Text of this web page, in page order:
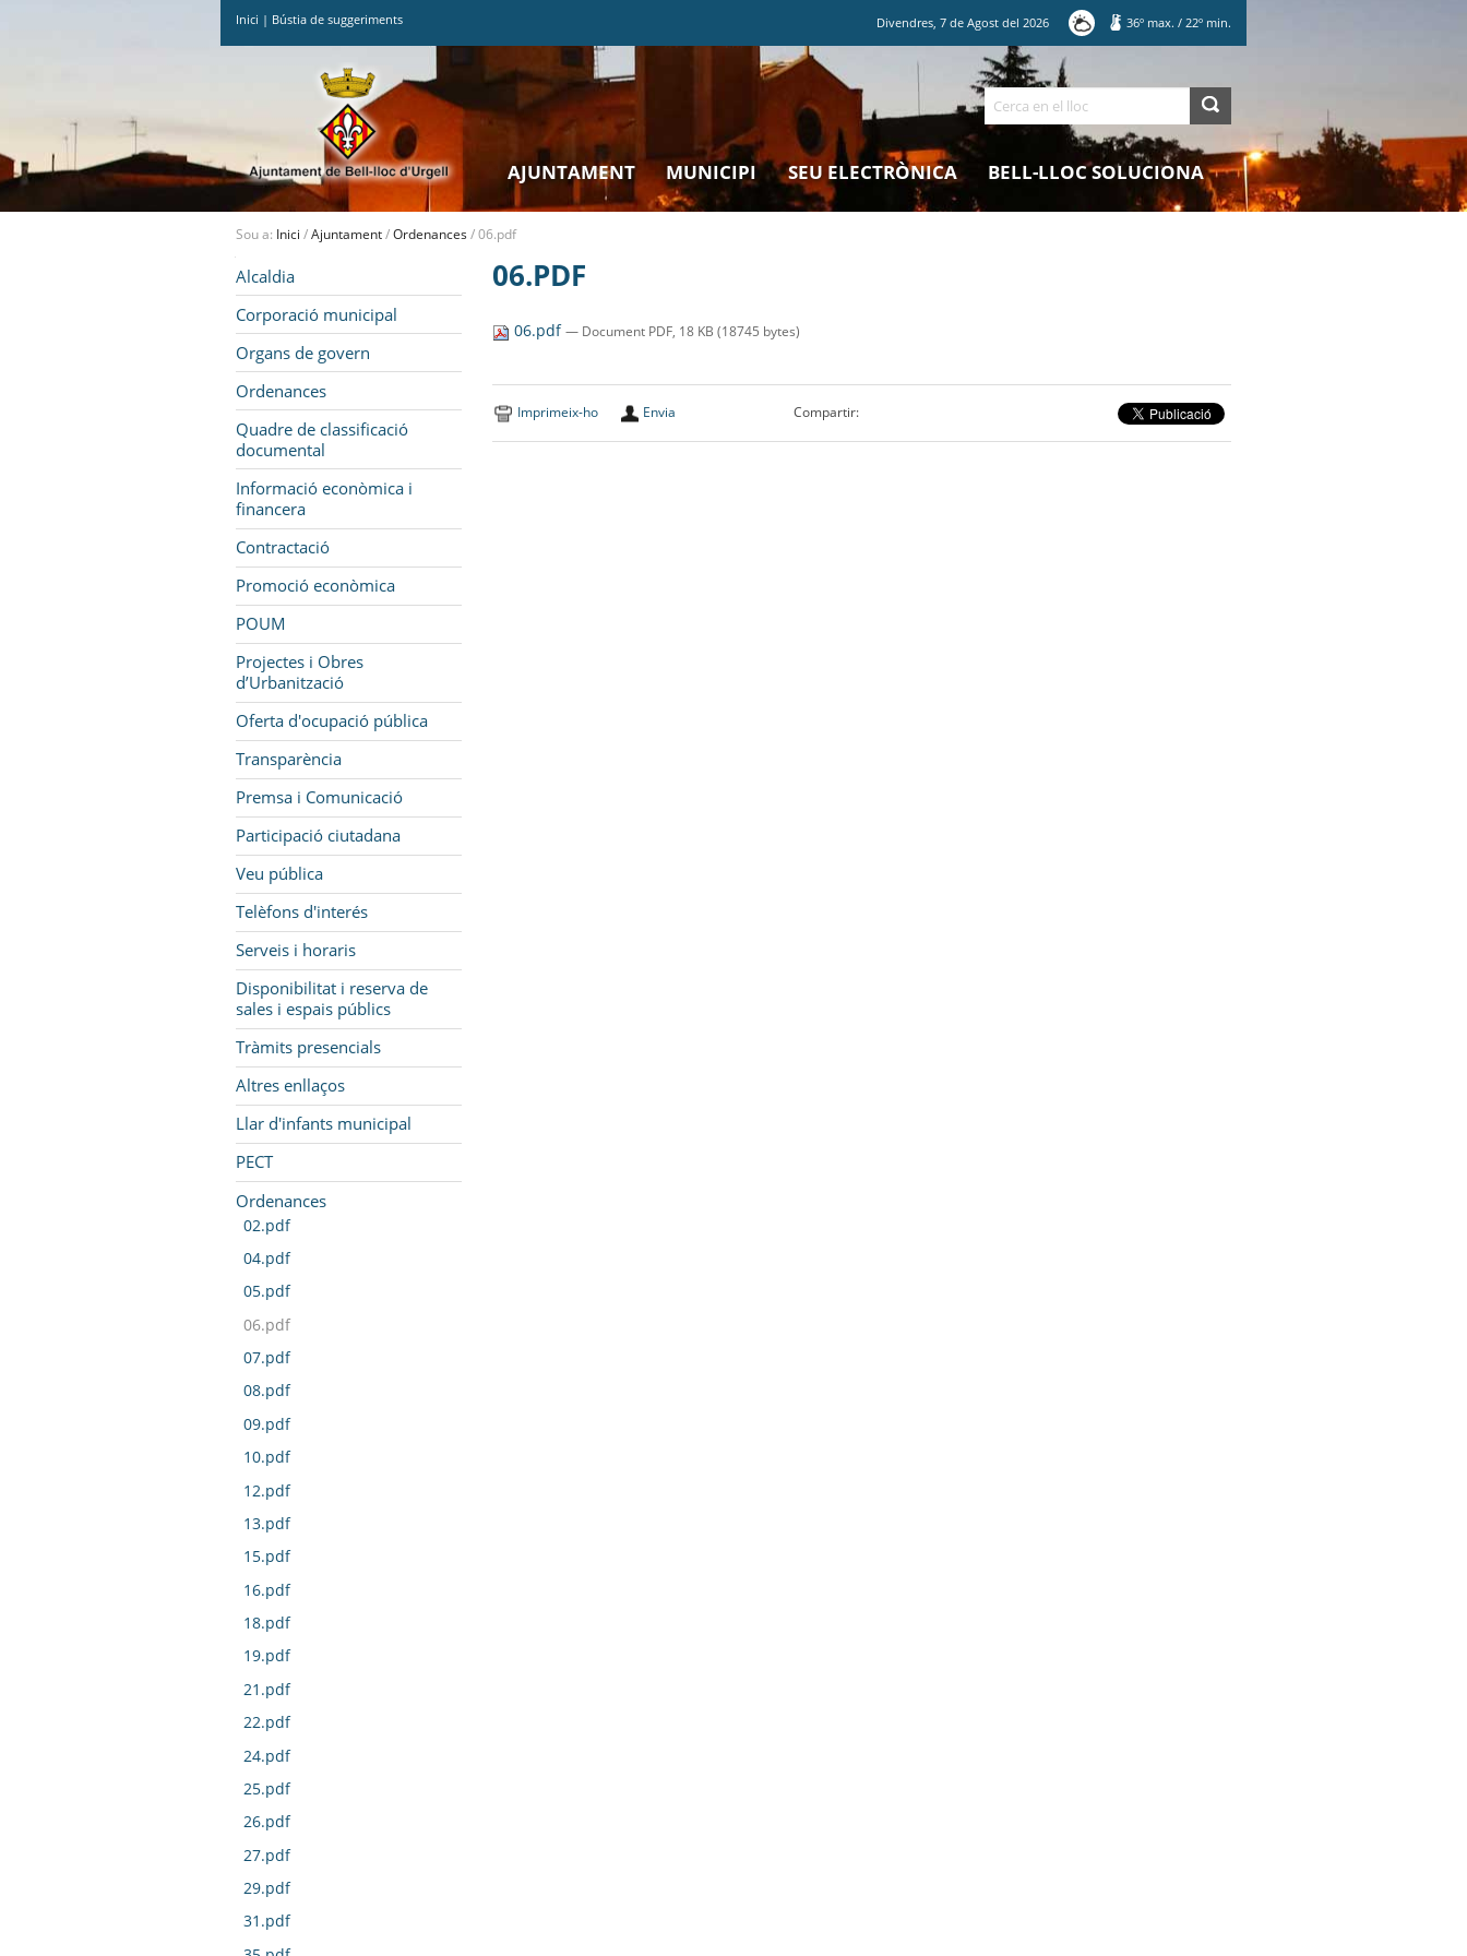
Inici | Bústia de suggeriments Divendres,7 deAgost del2026 36º max. / 22º min.
Cerca
AJUNTAMENT MUNICIPI SEU ELECTRÒNICA BELL-LLOC SOLUCIONA
Sou a: Inici /Ajuntament/Ordenances/06.pdf
Alcaldia
Corporació municipal
Organs de govern
Ordenances
Quadre de classificació
documental
Informació econòmica i
financera
Contractació
Promoció econòmica
POUM
Projectes i Obres
d’Urbanització
Oferta d'ocupació pública
Transparència
Premsa i Comunicació
Participació ciutadana
Veu pública
Telèfons d'interés
Serveis i horaris
Disponibilitat i reserva de
sales i espais públics
Tràmits presencials
Altres enllaços
Llar d'infants municipal
PECT
Ordenances
02.pdf
04.pdf
05.pdf
06.pdf
07.pdf
08.pdf
09.pdf
10.pdf
12.pdf
13.pdf
15.pdf
16.pdf
18.pdf
19.pdf
21.pdf
22.pdf
24.pdf
25.pdf
26.pdf
27.pdf
29.pdf
31.pdf
06.PDF
06.pdf— Document PDF, 18 KB (18745 bytes)
Imprimeix-ho Envia Compartir: